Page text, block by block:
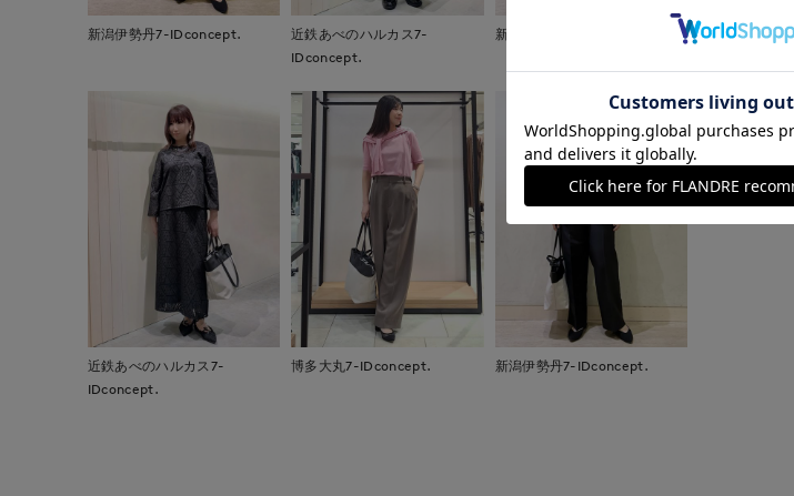
新潟伊勢丹7-IDconcept.
近鉄あべのハルカス7-
IDconcept.
新潟伊勢丹7-IDconcept.
近鉄あべのハルカス7-
IDconcept.
博多大丸7-IDconcept. 新潟伊勢丹7-IDconcept.